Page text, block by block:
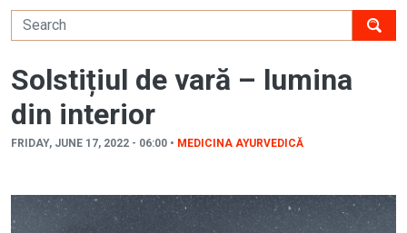
FRIDAY, JUNE 17, 2022 - 06:00 • MEDICINA AYURVEDICĂ
Solstițiul de vară – lumina
din interior